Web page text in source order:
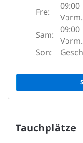
Fre:
09:00
Vorm.
Sam:
09:00
Vorm.
Son:
Tauchplätze